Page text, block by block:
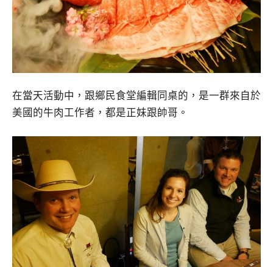
在當天活動中，跟鄉民食堂編輯同桌的，是一群來自於
美國的牛肉工作者，都是正妹跟帥哥。